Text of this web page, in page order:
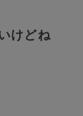
けどね